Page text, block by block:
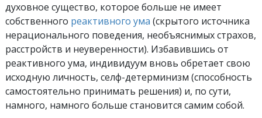
духовное существо, которое больше не имеет
собственного реактивного ума (скрытого источника
нерационального поведения, необъяснимых страхов,
расстройств и неуверенности). Избавившись от
реактивного ума, индивидуум вновь обретает свою
исходную личность, селф-детерминизм (способность
самостоятельно принимать решения) и, по сути,
намного, намного больше становится самим собой.